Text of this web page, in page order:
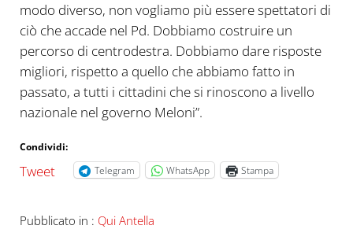
modo diverso, non vogliamo più essere spettatori di
ciò che accade nel Pd. Dobbiamo costruire un
percorso di centrodestra. Dobbiamo dare risposte
migliori, rispetto a quello che abbiamo fatto in
passato, a tutti i cittadini che si rinoscono a livello
nazionale nel governo Meloni”.
Condividi:
Tweet Telegram WhatsApp Stampa
Pubblicato in : Qui Antella